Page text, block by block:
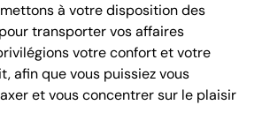
à votre disposition des
transporter vos affaires
votre confort et votre
afin que vous puissiez vous
et vous concentrer sur le plaisir